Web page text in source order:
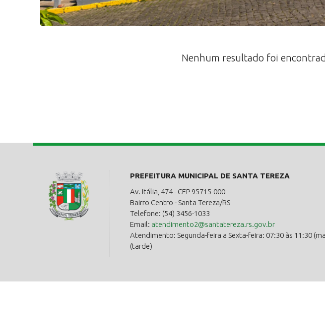
Nenhum resultado foi
PREFEITURA MUNICIPAL DE SANTA TEREZA
Av. Itália, 474 - CEP 95715-000
Bairro Centro - Santa Tereza/RS
Telefone: (54) 3456-1033
Email: atendimento2@santatereza.rs.gov.br
Atendimento: Segunda-feira a Sexta-feira: 07:30 às 11:30
(tarde)